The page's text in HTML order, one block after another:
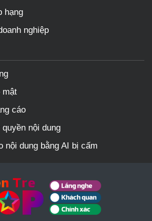
hạng
nghiệp
mật
cáo
nội dung
nội dung bằng AI bị cấm